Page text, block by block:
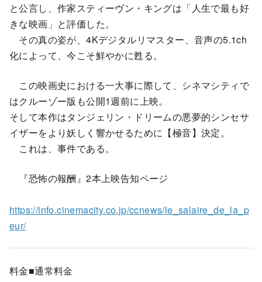
と公言し、作家スティーヴン・キングは「人生で最も好
きな映画」と評価した。
その真の姿が、4Kデジタルリマスター、音声の5.1ch
化によって、今こそ鮮やかに甦る。
この映画史における一大事に際して、シネマシティで
はクルーゾー版も公開1週前に上映。
そして本作はタンジェリン・ドリームの悪夢的シンセサ
イザーをより妖しく響かせるために【極音】決定。
これは、事件である。
『恐怖の報酬』2本上映告知ページ
https://info.cinemacity.co.jp/ccnews/le_salaire_de_la_p
eur/‎
料金■通常料金